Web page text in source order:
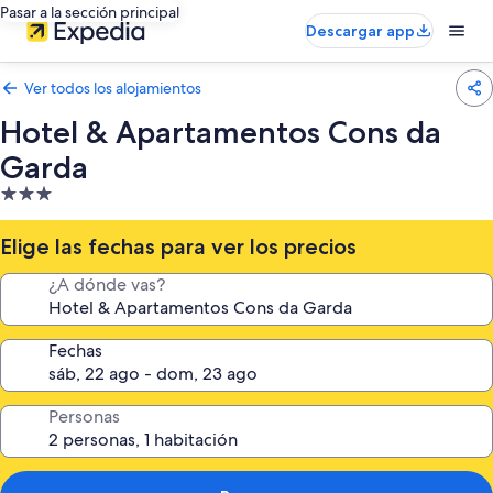
Pasar a la sección principal
Descargar app
Ver todos los alojamientos
Hotel & Apartamentos Cons da
Garda
Alojamiento
de
3.0 estrellas
Elige las fechas para ver los precios
¿A dónde vas?
Fechas
Personas